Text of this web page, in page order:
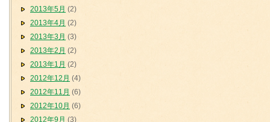
2013年5月 (2)
2013年4月 (2)
2013年3月 (3)
2013年2月 (2)
2013年1月 (2)
2012年12月 (4)
2012年11月 (6)
2012年10月 (6)
2012年9月 (3)